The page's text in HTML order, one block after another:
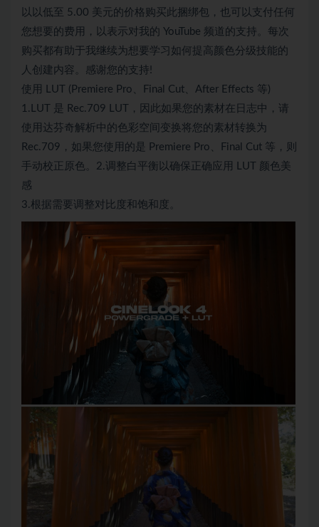
以以低至 5.00 美元的价格购买此捆绑包，也可以支付任何
您想要的费用，以表示对我的 YouTube 频道的支持。每次
购买都有助于我继续为想要学习如何提高颜色分级技能的
人创建内容。感谢您的支持!
使用 LUT (Premiere Pro、Final Cut、After Effects 等)
1.LUT 是 Rec.709 LUT，因此如果您的素材在日志中，请
使用达芬奇解析中的色彩空间变换将您的素材转换为
Rec.709，如果您使用的是 Premiere Pro、Final Cut 等，则
手动校正原色。2.调整白平衡以确保正确应用 LUT 颜色美
感
3.根据需要调整对比度和饱和度。